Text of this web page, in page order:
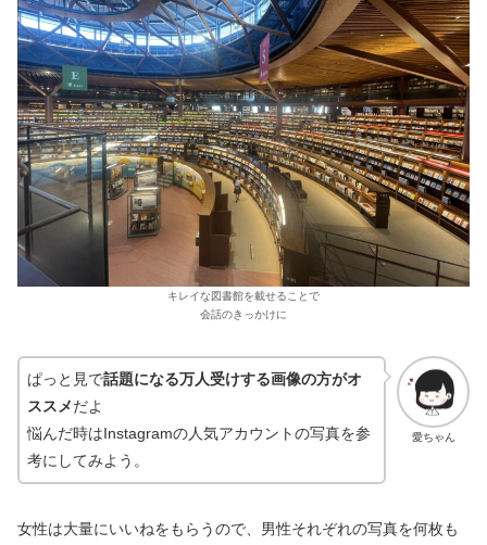
キレイな図書館を載せることで
会話のきっかけに
愛ちゃん
ぱっと見で話題になる万人受けする画像の方がオ
ススメだよ
悩んだ時はInstagramの人気アカウントの写真を参
考にしてみよう。
女性は大量にいいねをもらうので、男性それぞれの写真を何枚も